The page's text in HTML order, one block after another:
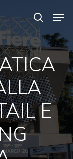
E
Close
Menu